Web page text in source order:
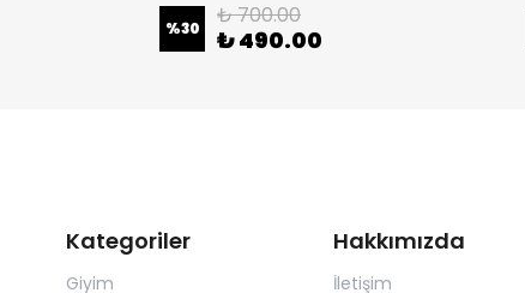
%30 ₺ 700.00
₺ 490.00
Kategoriler
Giyim
Hakkımızda
İletişim